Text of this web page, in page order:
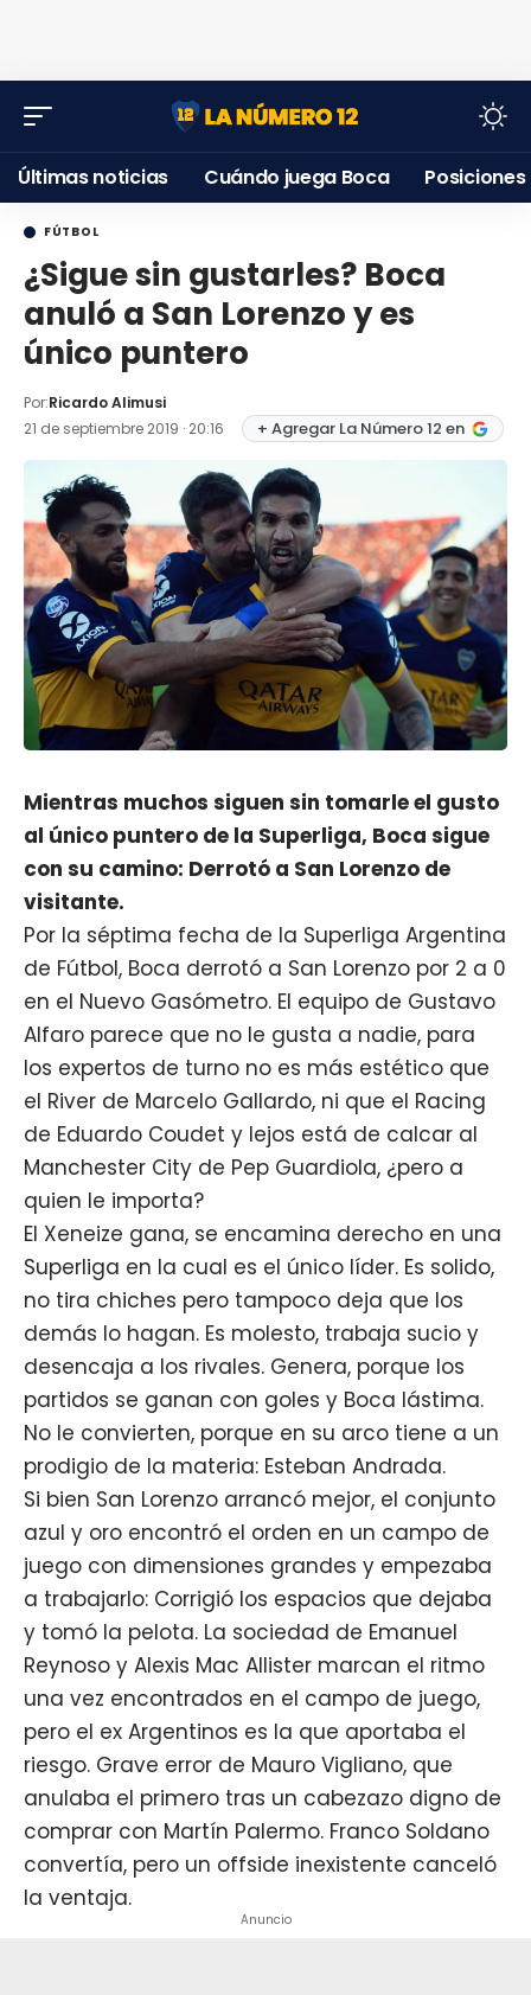
Últimas noticias Cuándo juega Boca Posiciones
FÚTBOL
¿Sigue sin gustarles? Boca
anuló a San Lorenzo y es
único puntero
Por:Ricardo Alimusi
21 de septiembre 2019 · 20:16
+ Agregar La Número 12 en
Mientras muchos siguen sin tomarle el gusto
al único puntero de la Superliga, Boca sigue
con su camino: Derrotó a San Lorenzo de
visitante.
Por la séptima fecha de la Superliga Argentina
de Fútbol, Boca derrotó a San Lorenzo por 2 a 0
en el Nuevo Gasómetro. El equipo de Gustavo
Alfaro parece que no le gusta a nadie, para
los expertos de turno no es más estético que
el River de Marcelo Gallardo, ni que el Racing
de Eduardo Coudet y lejos está de calcar al
Manchester City de Pep Guardiola, ¿pero a
quien le importa?
El Xeneize gana, se encamina derecho en una
Superliga en la cual es el único líder. Es solido,
no tira chiches pero tampoco deja que los
demás lo hagan. Es molesto, trabaja sucio y
desencaja a los rivales. Genera, porque los
partidos se ganan con goles y Boca lástima.
No le convierten, porque en su arco tiene a un
prodigio de la materia: Esteban Andrada.
Si bien San Lorenzo arrancó mejor, el conjunto
azul y oro encontró el orden en un campo de
juego con dimensiones grandes y empezaba
a trabajarlo: Corrigió los espacios que dejaba
y tomó la pelota. La sociedad de Emanuel
Reynoso y Alexis Mac Allister marcan el ritmo
una vez encontrados en el campo de juego,
pero el ex Argentinos es la que aportaba el
riesgo. Grave error de Mauro Vigliano, que
anulaba el primero tras un cabezazo digno de
comprar con Martín Palermo. Franco Soldano
convertía, pero un offside inexistente canceló
la ventaja.
Anuncio